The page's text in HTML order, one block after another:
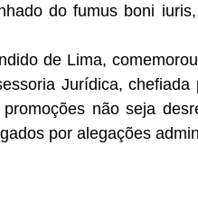
do fumus boni
de Lima,
Jurídica,
não seja
por alegações